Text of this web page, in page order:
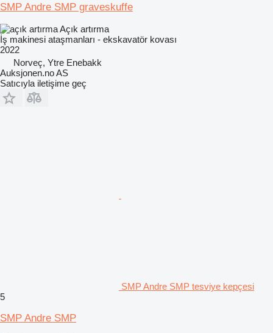
SMP Andre SMP graveskuffe
Açık artırma
İş makinesi ataşmanları - ekskavatör kovası
2022
Norveç, Ytre Enebakk
Auksjonen.no AS
Satıcıyla iletişime geç
SMP Andre SMP tesviye kepçesi
5
SMP Andre SMP